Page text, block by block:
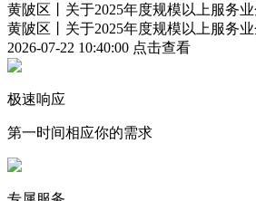
黄陂区丨关于2025年度规模以上服务
黄陂区丨关于2025年度规模以上服务
2026-07-22 10:40:00 点击查看
极速响应
第一时间相应你的需求